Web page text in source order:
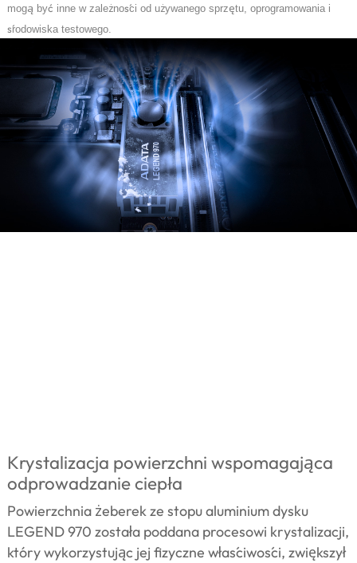
mogą być inne w zależności od używanego sprzętu, oprogramowania i
środowiska testowego.
Krystalizacja powierzchni wspomagająca
odprowadzanie ciepła
Powierzchnia żeberek ze stopu aluminium dysku
LEGEND 970 została poddana procesowi krystalizacji,
który wykorzystując jej fizyczne właściwości, zwiększył